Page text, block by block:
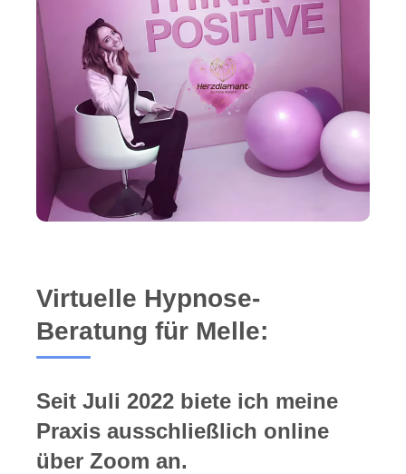
Virtuelle Hypnose-
Beratung für Melle:
Seit Juli 2022 biete ich meine
Praxis ausschließlich online
über Zoom an.